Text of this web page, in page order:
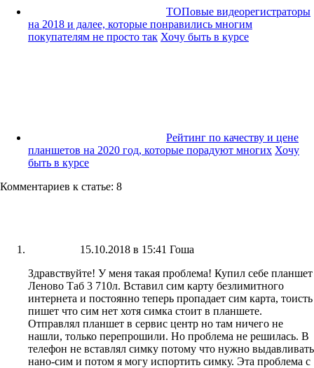
ТОПовые видеорегистраторы
на 2018 и далее, которые понравились многим
покупателям не просто так Хочу быть в курсе
Рейтинг по качеству и цене
планшетов на 2020 год, которые порадуют многих Хочу
быть в курсе
Комментариев к статье: 8
15.10.2018 в 15:41 Гоша
Здравствуйте! У меня такая проблема! Купил себе планшет
Леново Таб 3 710л. Вставил сим карту безлимитного
интернета и постоянно теперь пропадает сим карта, тоисть
пишет что сим нет хотя симка стоит в планшете.
Отправлял планшет в сервис центр но там ничего не
нашли, только перепрошили. Но проблема не решилась. В
телефон не вставлял симку потому что нужно выдавливать
нано-сим и потом я могу испортить симку. Эта проблема с